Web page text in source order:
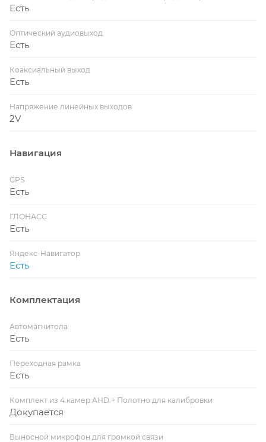
Есть
Оптический аудиовыход
Есть
Коаксиальный выход
Есть
Напряжение линейных выходов
2V
Навигация
GPS
Есть
ГЛОНАСС
Есть
Яндекс-Навигатор
Есть
Комплектация
Автомагнитола
Есть
Переходная рамка
Есть
Комплект из 4 камер AHD + Полотно для калибровки
Докупается
Выносной микрофон для громкой связи